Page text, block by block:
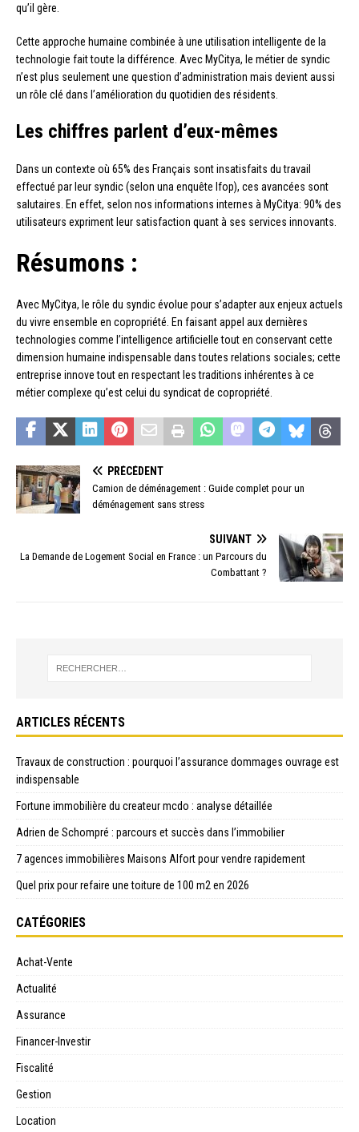
qu’il gère.
Cette approche humaine combinée à une utilisation intelligente de la
technologie fait toute la différence. Avec MyCitya, le métier de syndic
n’est plus seulement une question d’administration mais devient aussi
un rôle clé dans l’amélioration du quotidien des résidents.
Les chiffres parlent d’eux-mêmes
Dans un contexte où 65% des Français sont insatisfaits du travail
effectué par leur syndic (selon una enquête Ifop), ces avancées sont
salutaires. En effet, selon nos informations internes à MyCitya: 90% des
utilisateurs expriment leur satisfaction quant à ses services innovants.
Résumons :
Avec MyCitya, le rôle du syndic évolue pour s’adapter aux enjeux actuels
du vivre ensemble en copropriété. En faisant appel aux dernières
technologies comme l’intelligence artificielle tout en conservant cette
dimension humaine indispensable dans toutes relations sociales; cette
entreprise innove tout en respectant les traditions inhérentes à ce
métier complexe qu’est celui du syndicat de copropriété.
PRÉCÉDENT
Camion de déménagement : Guide complet pour un
déménagement sans stress
SUIVANT
La Demande de Logement Social en France : un Parcours du
Combattant ?
ARTICLES RÉCENTS
Travaux de construction : pourquoi l’assurance dommages ouvrage est
indispensable
Fortune immobilière du createur mcdo : analyse détaillée
Adrien de Schompré : parcours et succès dans l’immobilier
7 agences immobilières Maisons Alfort pour vendre rapidement
Quel prix pour refaire une toiture de 100 m2 en 2026
CATÉGORIES
Achat-Vente
Actualité
Assurance
Financer-Investir
Fiscalité
Gestion
Location